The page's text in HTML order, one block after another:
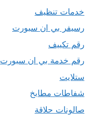
خدمات تنظيف
رسيفر بي ان سبورت
رقم تكييف
رقم خدمة بي ان سبورت
ستلايت
شفاطات مطابخ
صالونات حلاقة